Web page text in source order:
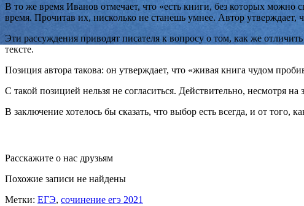
В то же время Иванов отмечает, что «есть книги, без которых
время. Прочитав их, нисколько не станешь умнее. Автор утверждает,
Эти рассуждения приводят писателя к вопросу о том, как же
тексте.
Позиция автора такова: он утверждает, что «живая книга чудом
С такой позицией нельзя не согласиться. Действительно, несмотря
В заключение хотелось бы сказать, что выбор есть всегда, и от
Расскажите о нас друзьям
Похожие записи не найдены
Метки: ЕГЭ, сочинение егэ 2021